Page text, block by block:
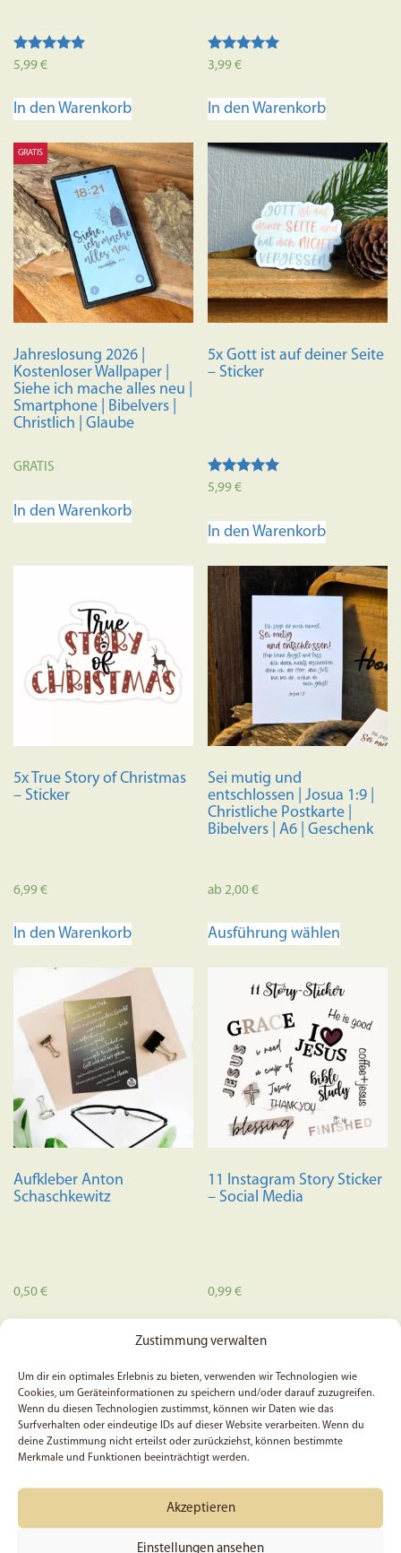
Zustimmung verwalten
Um dir ein optimales Erlebnis zu bieten, verwenden wir Technologien wie
Cookies, um Geräteinformationen zu speichern und/oder darauf zuzugreifen.
Wenn du diesen Technologien zustimmst, können wir Daten wie das
Surfverhalten oder eindeutige IDs auf dieser Website verarbeiten. Wenn du
deine Zustimmung nicht erteilst oder zurückziehst, können bestimmte
Merkmale und Funktionen beeinträchtigt werden.
Akzeptieren
Einstellungen ansehen
Bewertet mit
5,99€
In den Warenkorb
Bewertet mit
3,99€
In den Warenkorb
GRATIS
Jahreslosung 2026 |
Kostenloser Wallpaper |
Siehe ich mache alles neu |
Smartphone | Bibelvers |
Christlich | Glaube
GRATIS
In den Warenkorb
5x Gott ist auf deiner Seite
– Sticker
Bewertet mit
5,99€
In den Warenkorb
5x True Story of Christmas
– Sticker
6,99€
In den Warenkorb
Sei mutig und
entschlossen | Josua 1:9 |
Christliche Postkarte |
Bibelvers | A6 | Geschenk
ab2,00€
Ausführung wählen
mehrere
auf.
Die
können
auf
gewählt
Aufkleber Anton
Schaschkewitz
0,50€
11 Instagram Story Sticker
– Social Media
0,99€
In den Warenkorb